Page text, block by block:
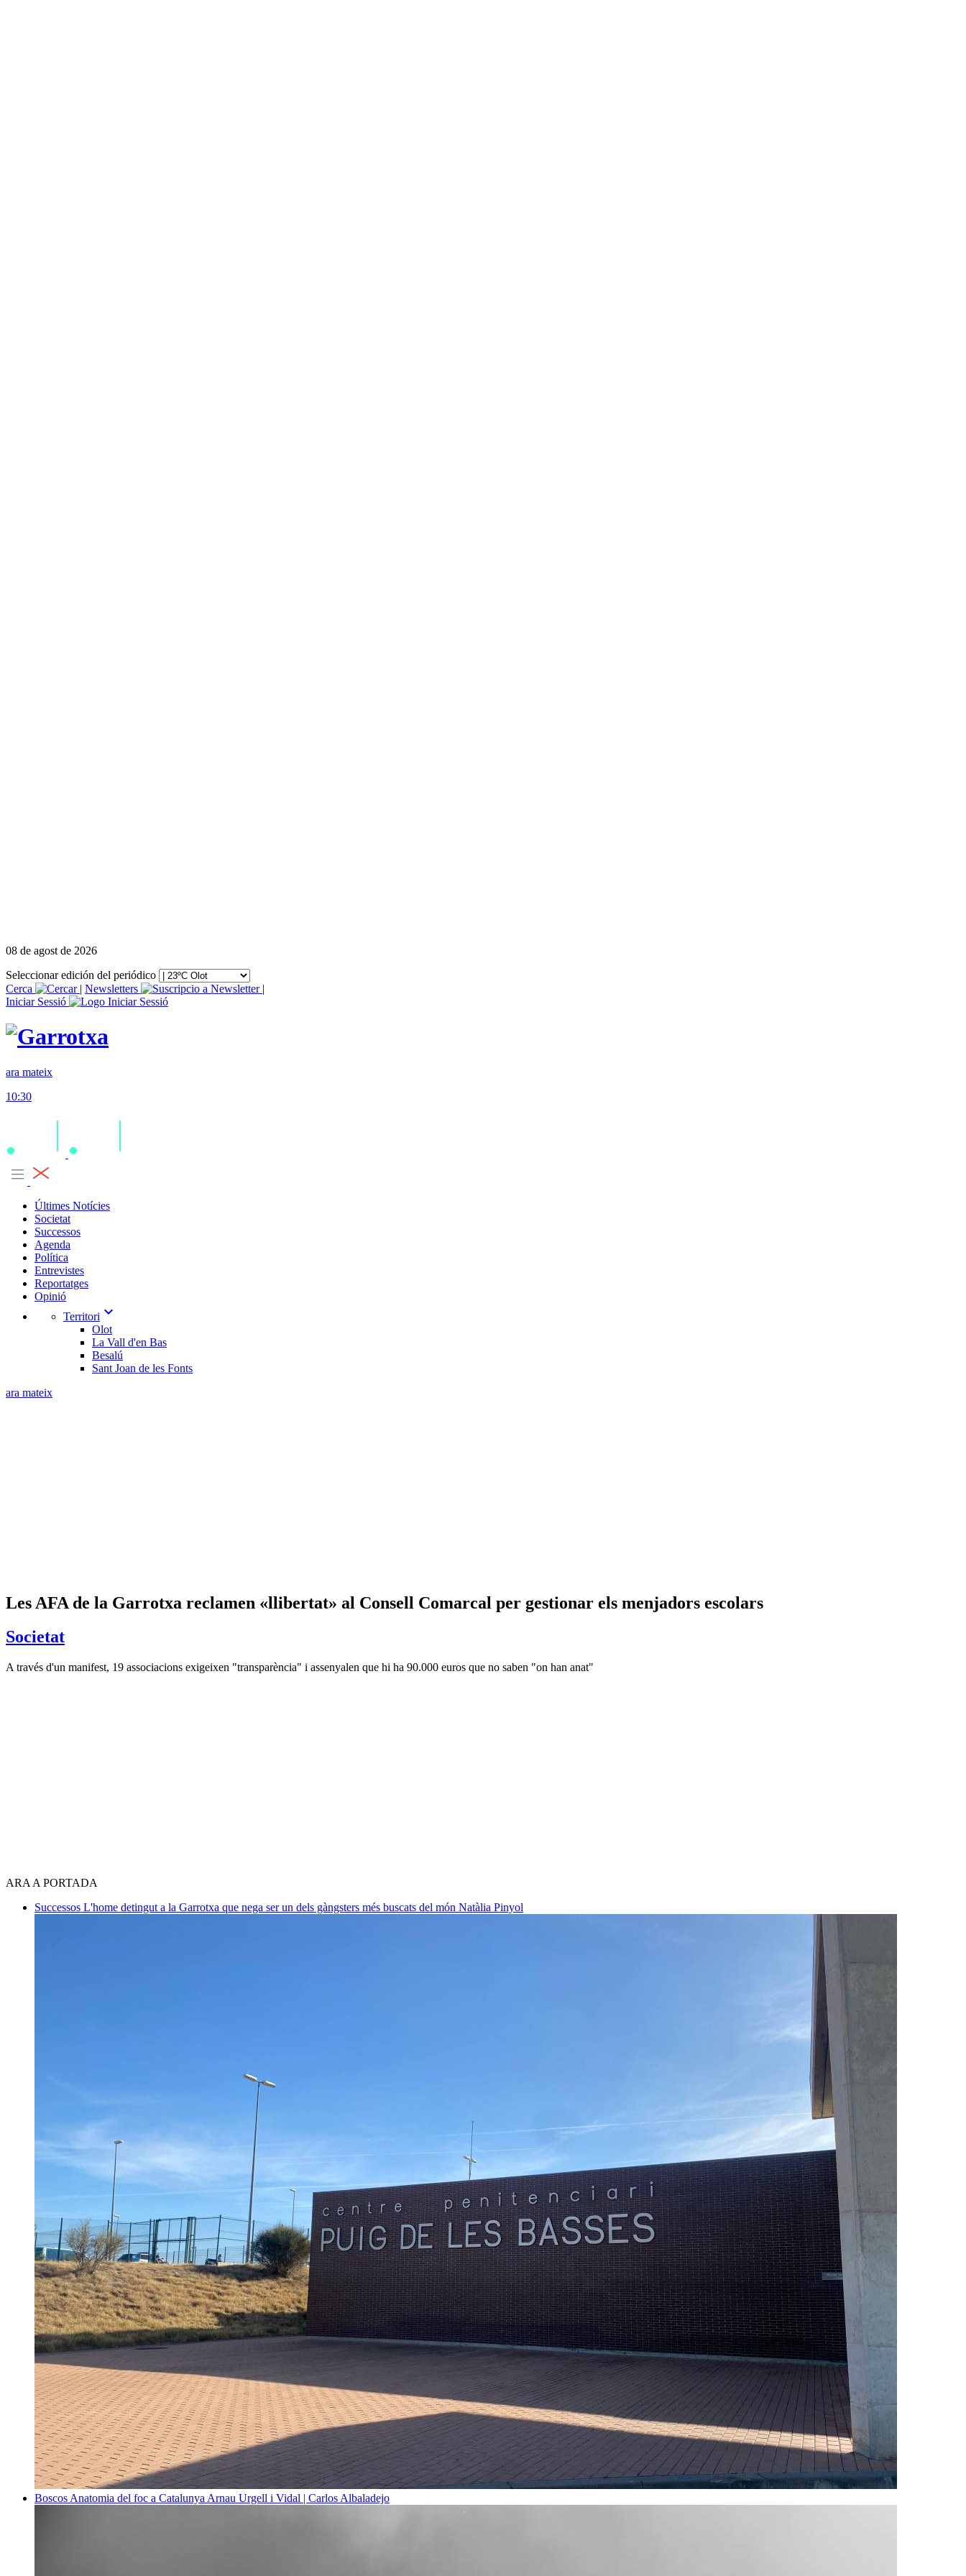
08 de agost de 2026
Seleccionar edición del periódico
Cerca
| Newsletters
|
Iniciar Sessió
ara mateix
10:30
Últimes Notícies
Societat
Successos
Agenda
Política
Entrevistes
Reportatges
Opinió
Territori expand_more
Olot
La Vall d'en Bas
Besalú
Sant Joan de les Fonts
ara mateix
​Les AFA de la Garrotxa reclamen «llibertat» al Consell Comarcal per gestionar els menjadors escolars
Societat
A través d'un manifest, 19 associacions exigeixen "transparència" i assenyalen que hi ha 90.000 euros que no saben "on han anat"
ARA A PORTADA
Successos L'home detingut a la Garrotxa que nega ser un dels gàngsters més buscats del món Natàlia Pinyol
Boscos Anatomia del foc a Catalunya Arnau Urgell i Vidal | Carlos Albaladejo